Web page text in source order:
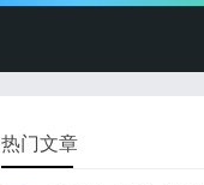
热门文章